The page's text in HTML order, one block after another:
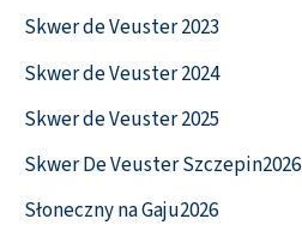
Skwer de Veuster 2023
Skwer de Veuster 2024
Skwer de Veuster 2025
Skwer De Veuster Szczepin2026
Słoneczny na Gaju2026